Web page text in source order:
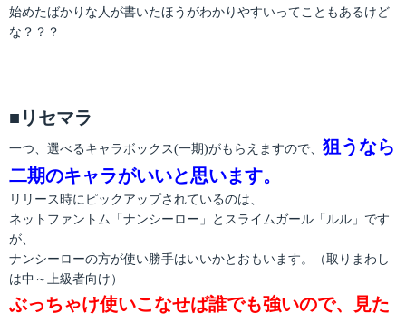
始めたばかりな人が書いたほうがわかりやすいってこともあるけど
な？？？
■リセマラ
一つ、選べるキャラボックス(一期)がもらえますので、 狙うなら
二期のキャラがいいと思います。
リリース時にピックアップされているのは、
ネットファントム「ナンシーロー」とスライムガール「ルル」です
が、
ナンシーローの方が使い勝手はいいかとおもいます。（取りまわし
は中～上級者向け）
ぶっちゃけ使いこなせば誰でも強いので、見た